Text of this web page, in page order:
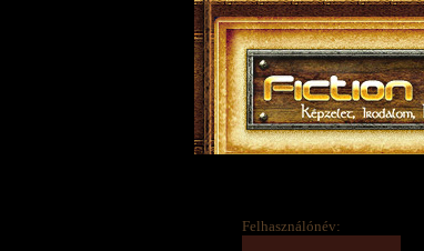
Felhasználónév: